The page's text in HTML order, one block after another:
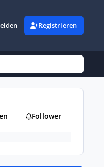
Registrieren
Follower